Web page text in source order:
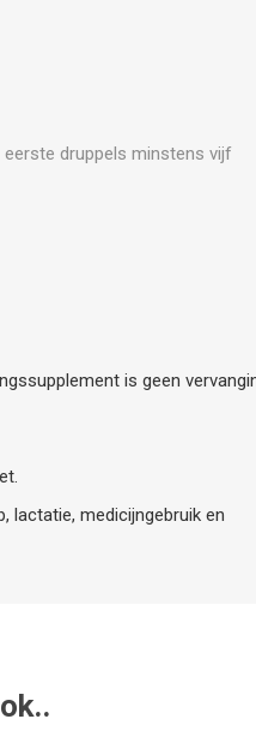
druppels minstens vijf
is geen
lactatie, medicijngebruik en